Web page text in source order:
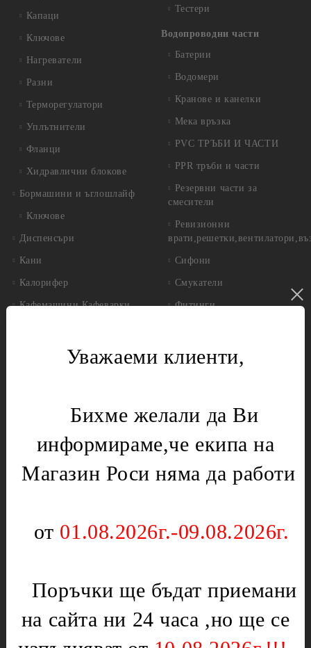
Капаци
Ключове
Нагреватели
Разни
Терморегулатори
Уплътнители
Фланци
Хидравлични блокове
Бормашини и ъглошлайф
Ключове
Диспенсъри
Кани
Калорифер
Кафемашини,Кафеварки
Диоди и предпазители
Моторчета
Слюда
Ключове
Тестери
Водопроводни части
Батерии
Водомери
Кранове и канелки
Мека връзка
PVC ТРЪБИ И ЧАСТИ
PPR тръби и части
Резервни части за
смесители
Ревизионни
Сифони
Смукатели
Фитинги
Газови уреди
Оргаз
Котлони
Електрически уреди
Скари
Партигрил
Уреди за дома
Чушкопеци
Уважаеми клиенти,
Бихме желали да Ви
информираме,че екипа на
Магазин Роси няма да работи
от 01.08.2026г.-09.08.2026г.
Поръчки ще бъдат приемани
на сайта ни 24 часа ,но ще се